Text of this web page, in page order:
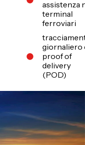
assistenza
terminal
ferroviari
giornaliero
proof of
delivery
(POD)